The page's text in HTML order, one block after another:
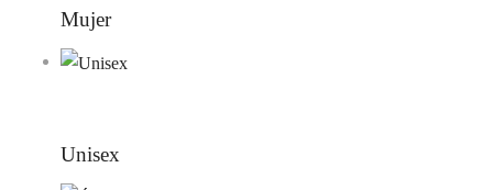
Mujer
Unisex